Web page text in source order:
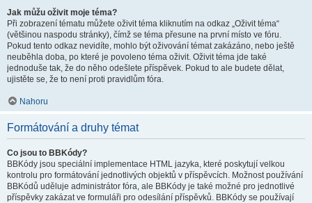
Jak můžu oživit moje téma?
Při zobrazení tématu můžete oživit téma kliknutím na odkaz „Oživit téma“
(většinou naspodu stránky), čímž se téma přesune na první místo ve fóru.
Pokud tento odkaz nevidíte, mohlo být oživování témat zakázáno, nebo ještě
neuběhla doba, po které je povoleno téma oživit. Oživit téma jde také
jednoduše tak, že do něho odešlete příspěvek. Pokud to ale budete dělat,
ujistěte se, že to není proti pravidlům fóra.
Nahoru
Formátování a druhy témat
Co jsou to BBKódy?
BBKódy jsou speciální implementace HTML jazyka, které poskytují velkou
kontrolu pro formátování jednotlivých objektů v příspěvcích. Možnost používání
BBKódů uděluje administrátor fóra, ale BBKódy je také možné pro jednotlivé
příspěvky zakázat ve formuláři pro odesílání příspěvků. BBKódy se používají